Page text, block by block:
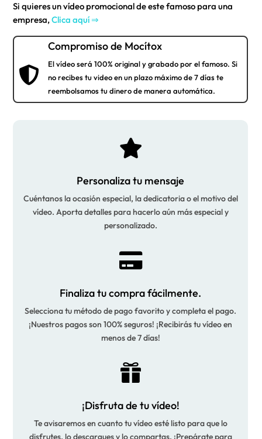
Si quieres un vídeo promocional de este famoso para una
empresa,Clica aquí ⇒

Compromiso de Mocítox
El vídeo será 100% original y grabado por el famoso. Si
no recibes tu video en un plazo máximo de 7 días te
reembolsamos tu dinero de manera automática.

Personaliza tu mensaje
Cuéntanos la ocasión especial, la dedicatoria o el motivo del
vídeo. Aporta detalles para hacerlo aún más especial y
personalizado.

Finaliza tu compra fácilmente.
Selecciona tu método de pago favorito y completa el pago.
¡Nuestros pagos son 100% seguros! ¡Recibirás tu vídeo en
menos de 7 días!

¡Disfruta de tu vídeo!
Te avisaremos en cuanto tu vídeo esté listo para que lo
disfrutes, lo descargues y lo compartas. ¡Prepárate para